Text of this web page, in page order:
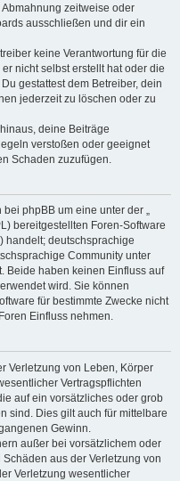
zeitweise oder
ausschließen und dir ein
keine Verantwortung für die
nicht selbst erstellt hat oder die
gestattest dem Betreiber, dein
jederzeit zu löschen oder zu
deine Beiträge
verstoßen oder geeignet
Schaden zuzufügen.
phpBB um eine unter der „
bereitgestellten Foren-Software
) handelt; deutschsprachige
Community unter
Beide haben keinen Einfluss auf
wird. Sie können
für bestimmte Zwecke nicht
Einfluss nehmen.
Verletzung von Leben, Körper
Vertragspflichten
auf ein vorsätzliches oder grob
sind. Dies gilt auch für mittelbare
Gewinn.
außer bei vorsätzlichem oder
aus der Verletzung von
Verletzung wesentlicher